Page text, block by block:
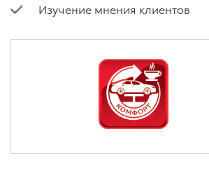
Изучение мнения клиентов